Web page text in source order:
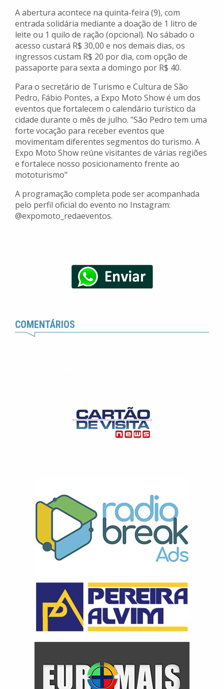
A abertura acontece na quinta-feira (9), com
entrada solidária mediante a doação de 1 litro de
leite ou 1 quilo de ração (opcional). No sábado o
acesso custará R$ 30,00 e nos demais dias, os
ingressos custam R$ 20 por dia, com opção de
passaporte para sexta a domingo por R$ 40.
Para o secretário de Turismo e Cultura de São
Pedro, Fábio Pontes, a Expo Moto Show é um dos
eventos que fortalecem o calendário turístico da
cidade durante o mês de julho. "São Pedro tem uma
forte vocação para receber eventos que
movimentam diferentes segmentos do turismo. A
Expo Moto Show reúne visitantes de várias regiões
e fortalece nosso posicionamento frente ao
mototurismo"
A programação completa pode ser acompanhada
pelo perfil oficial do evento no Instagram:
@expomoto_redaeventos.
COMENTÁRIOS